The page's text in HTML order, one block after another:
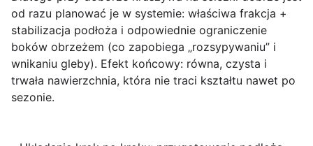
od razu planować je w systemie: właściwa frakcja +
stabilizacja podłoża i odpowiednie ograniczenie
boków obrzeżem (co zapobiega „rozsypywaniu” i
wnikaniu gleby). Efekt końcowy: równa, czysta i
trwała nawierzchnia, która nie traci kształtu nawet po
sezonie.